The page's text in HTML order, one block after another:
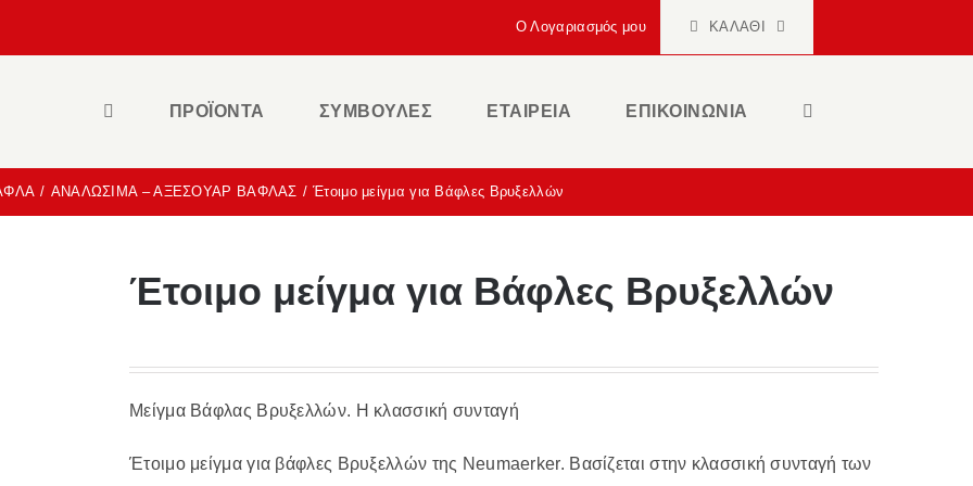
Ο Λογαριασμός μου ΚΑΛΆΘΙ
ΠΡΟΪΟΝΤΑ ΣΥΜΒΟΥΛΕΣ ΕΤΑΙΡΕΙΑ ΕΠΙΚΟΙΝΩΝΙΑ
ΑΝΑΛΩΣΙΜΑ – ΑΞΕΣΟΥΑΡ ΒΑΦΛΑΣ Έτοιμο μείγμα για Βάφλες Βρυξελλών
Έτοιμο μείγμα για Βάφλες Βρυξελλών
Μείγμα Βάφλας Βρυξελλών. Η κλασσική συνταγή
Έτοιμο μείγμα για βάφλες Βρυξελλών της Neumaerker. Βασίζεται στην κλασσική συνταγή των